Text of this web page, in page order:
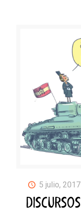
5 julio, 2017
DISCURSOS